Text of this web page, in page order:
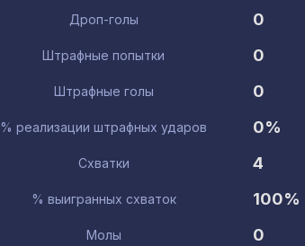
Дроп-голы
0
Штрафные попытки
0
Штрафные голы
0
% реализации штрафных ударов
0%
Схватки
4
% выигранных схваток
100%
Молы
0